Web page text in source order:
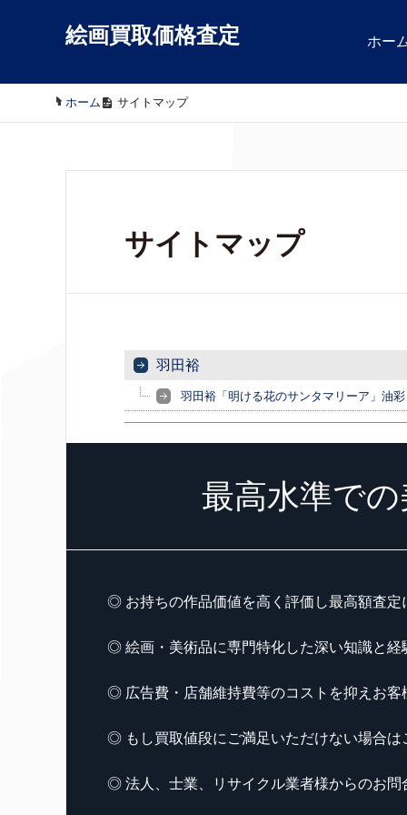
絵画買取価格査定 ホー
ホーム / サイトマップ
サイトマップ
羽田裕
羽田裕「明ける花のサンタマリーア」油
最高水準で
◎ お持ちの作品価値を高く評価し最高額査定
◎ 絵画・美術品に専門特化した深い知識と経
◎ 広告費・店舗維持費等のコストを抑えお客
◎ もし買取値段にご満足いただけない場合は
◎ 法人、士業、リサイクル業者様からのお問